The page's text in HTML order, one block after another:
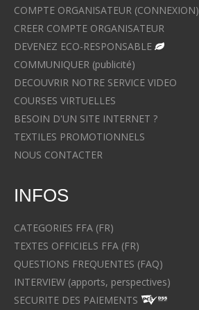
COMPTE ORGANISATEUR (CONNEXION)
CREER COMPTE ORGANISATEUR
DEVENEZ ECO-RESPONSABLE
COMMUNIQUER (publicité)
DECOUVRIR NOTRE SERVICE VIDEO
COURSES VIRTUELLES
BESOIN D'UN SITE INTERNET ?
TEXTILES PROMOTIONNELS
NOUS CONTACTER
INFOS
CATEGORIES FFA (FR)
TEXTES OFFICIELS FFA (FR)
QUESTIONS FREQUENTES (FAQ)
INTERVIEW (apports, perspectives)
SECURITE DES PAIEMENTS